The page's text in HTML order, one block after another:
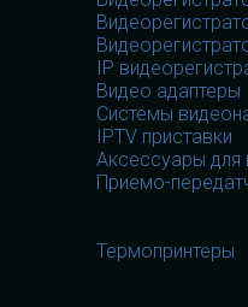
IP
Видео адаптеры
Системы
IPTV приставки
Аксессуары для
Приемо-
Термопринтеры